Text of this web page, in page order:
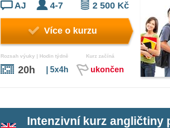
AJ 4-7 2 500 Kč
Více o kurzu
Rozsah výuky | Hodin týdně
20h | 5x4h
Kurz začíná
ukončen
Intenzivní kurz angličtiny